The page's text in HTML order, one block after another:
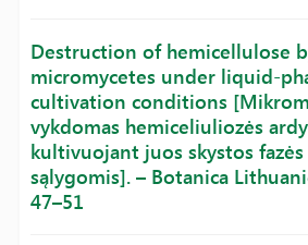
Destruction of hemicellulose
micromycetes under liquid-
cultivation conditions
vykdomas hemiceliuliozės
kultivuojant juos skystos fazės
sąlygomis]. – Botanica
47–51